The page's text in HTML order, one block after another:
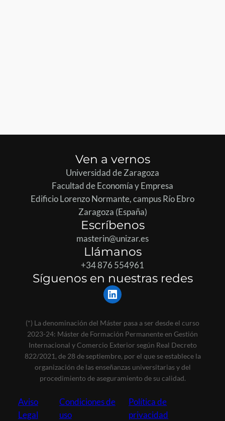
Ven a vernos
Universidad de Zaragoza
Facultad de Economía y Empresa
Edificio Lorenzo Normante, campus Río Ebro
Zaragoza (España)
Escríbenos
masterin@unizar.es
Llámanos
+34 876 554961
Síguenos en nuestras redes
LinkedIn
(*) La denominación del Máster pasa a ser desde el curso
2023-24: Máster de Formación Permanente en Gestión
Internacional y Comercio Exterior según Real Decreto
822/2021, de 28 de septiembre, por el que se establece la
organización de las enseñanzas universitarias y del
procedimiento de aseguramiento de su calidad.
Aviso
Legal
Condiciones de
uso
Política de
privacidad